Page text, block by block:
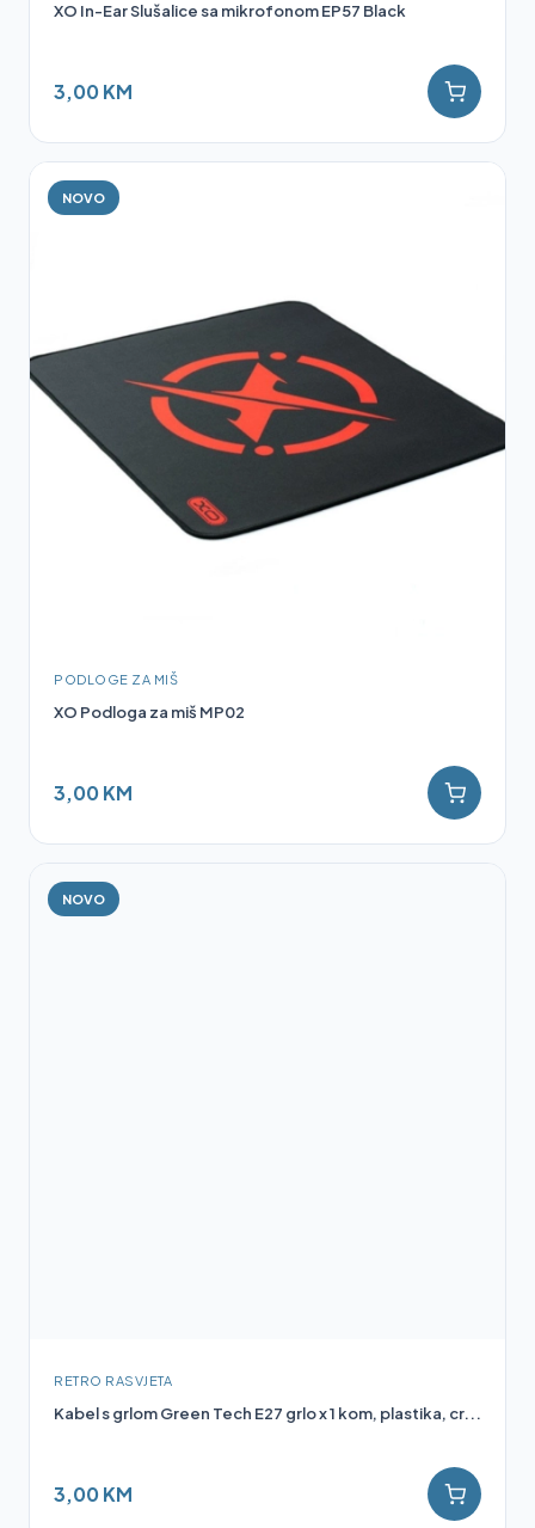
XO In-Ear Slušalice sa mikrofonom EP57 Black
3,00 KM
NOVO
PODLOGE ZA MIŠ
XO Podloga za miš MP02
3,00 KM
NOVO
RETRO RASVJETA
Kabel s grlom Green Tech E27 grlo x 1 kom, plastika, cr...
3,00 KM